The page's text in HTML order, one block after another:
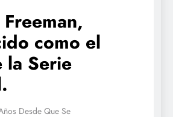
como el
la Serie
Desde Que Se